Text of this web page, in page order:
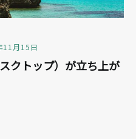
11月15日
クトップ）が立ち上が